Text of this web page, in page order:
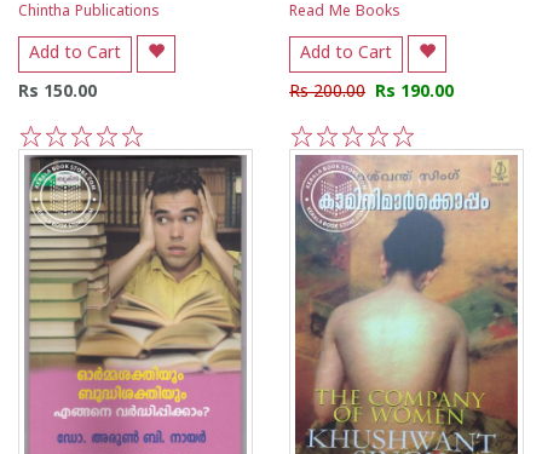
Chintha Publications
Add to Cart
Rs 150.00
5
4
3
2
1
Read Me Books
Add to Cart
Rs 200.00 Rs 190.00
5
4
3
2
1